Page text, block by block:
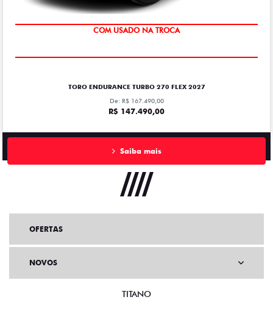
COM USADO NA TROCA
TORO ENDURANCE TURBO 270 FLEX 2027
De: R$ 167.490,00
R$ 147.490,00
Saiba mais
OFERTAS
NOVOS
TITANO